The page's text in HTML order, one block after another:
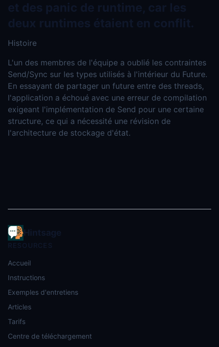
et des panic de runtime, car les
deux runtimes étaient en conflit.
Histoire
L'un des membres de l'équipe a oublié les contraintes
Send/Sync sur les types utilisés à l'intérieur du Future.
En essayant de partager un future entre des threads,
l'application a échoué avec une erreur de compilation
exigeant l'implémentation de Send pour une certaine
structure, ce qui a nécessité une révision de
l'architecture de stockage d'état.
Hintsage
RESOURCES
Accueil
Instructions
Exemples d'entretiens
Articles
Tarifs
Centre de téléchargement